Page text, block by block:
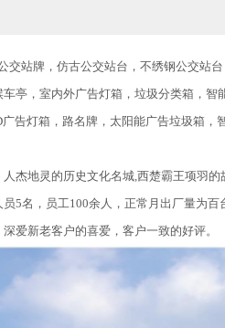
站牌，仿古公交站台，不绣钢公交站
亭，室内外广告灯箱，垃圾分类箱，
告灯箱，路名牌，太阳能广告垃圾箱
杰地灵的历史文化名城,西楚霸王项羽
5名，员工100余人，正常月出厂量为
爱新老客户的喜爱，客户一致的好评。